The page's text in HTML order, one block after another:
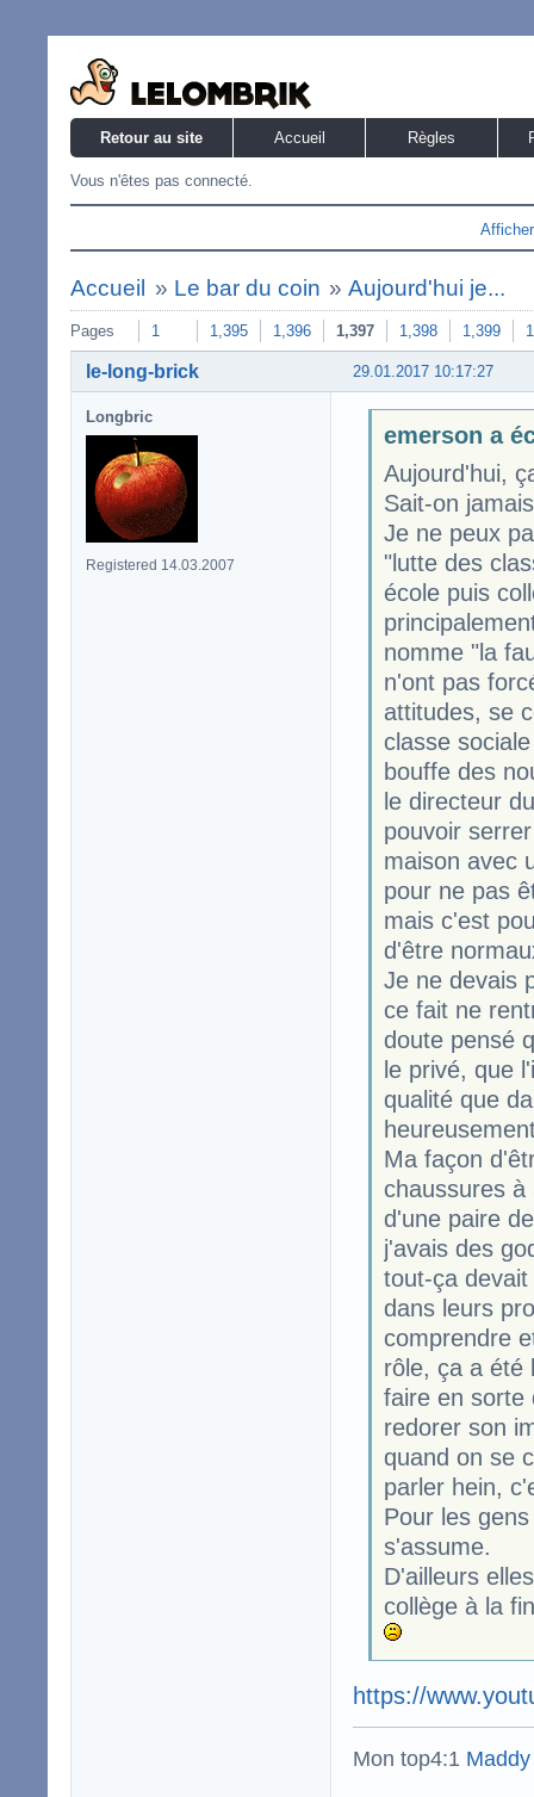
Retour au site Accueil Règles
Vous n'êtes pas connecté.
Accueil » Le bar du coin »Aujourd'hui je...
Pages 1 1,395 1,396 1,397 1,398 1,399
29.01.2017 10:17:27
le-long-brick
Longbric
Registered 14.03.2007
emerson a
Aujourd'hui,
Sait-on
Je ne peux
"lutte des
école puis
nomme "la
n'ont pas
attitudes, se
classe
bouffe des
le directeur
pouvoir
maison avec
pour ne pas
mais c'est
d'être
Je ne devais
ce fait ne
doute pensé
le privé, que
qualité que
Ma façon
chaussures
d'une paire
j'avais des
tout-ça
dans leurs
comprendre
rôle, ça a été
faire en sorte
redorer son
quand on se
parler hein,
Pour les
s'assume.
D'ailleurs
collège à la
https://
Mon top4:1